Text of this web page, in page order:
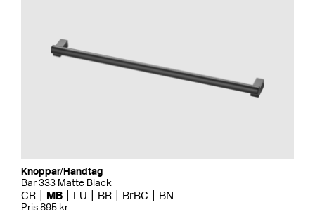
Knoppar/Handtag
Bar 333 Matte Black
CR MB LU BR BrBC BN
Pris 895 kr